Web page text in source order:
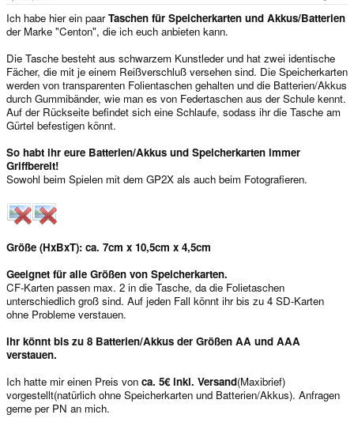
Ich habe hier ein paarTaschen für Speicherkarten und Akkus/Batterien
der Marke "Centon", die ich euch anbieten kann.
Die Tasche besteht aus schwarzem Kunstleder und hat zwei identische
Fächer, die mit je einem Reißverschluß versehen sind. Die Speicherkarten
werden von transparenten Folientaschen gehalten und die Batterien/Akkus
durch Gummibänder, wie man es von Federtaschen aus der Schule kennt.
Auf der Rückseite befindet sich eine Schlaufe, sodass ihr die Tasche am
Gürtel befestigen könnt.
So habt ihr eure Batterien/Akkus und Speicherkarten immer
Griffbereit!
Sowohl beim Spielen mit dem GP2X als auch beim Fotografieren.
Größe (HxBxT): ca. 7cm x 10,5cm x 4,5cm
Geeignet für alle Größen von Speicherkarten.
CF-Karten passen max. 2 in die Tasche, da die Folietaschen
unterschiedlich groß sind. Auf jeden Fall könnt ihr bis zu 4 SD-Karten
ohne Probleme verstauen.
Ihr könnt bis zu 8 Batterien/Akkus der Größen AA und AAA
verstauen.
Ich hatte mir einen Preis von ca. 5€ inkl. Versand(Maxibrief)
vorgestellt(natürlich ohne Speicherkarten und Batterien/Akkus). Anfragen
gerne per PN an mich.